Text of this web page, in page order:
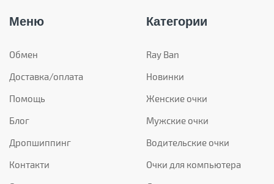
Меню
Обмен
Доставка/оплата
Помощь
Блог
Дропшиппинг
Контакти
Категории
Ray Ban
Новинки
Женские очки
Мужские очки
Водительские очки
Очки для компьютера